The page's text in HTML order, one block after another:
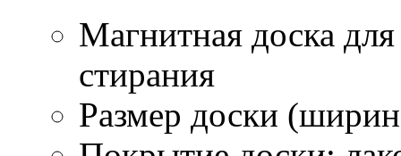
Магнитная доска
стирания
Размер доски